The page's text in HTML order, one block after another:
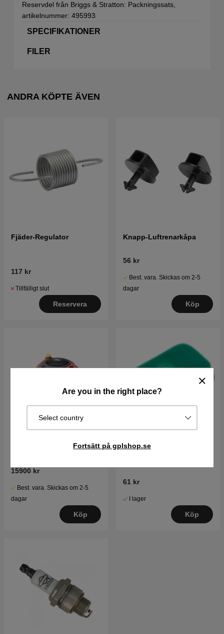
Are you in the right place?
Select country
Fortsätt på gplshop.se
Reservdel från Briggs & Stratton: Packningssats,
artikelnummer: 495993
SPECIFIKATIONER
FILER
ANDRA KÖPTE ÄVEN
Fjäder-Regulator
117 kr
Tillfälligt slut
Reservera
Knapp-Luftrenarkåpa
56 kr
Best. vara. Skickas om 2-5
dagar
Köp
Briggs & Stratton motor
15900 kr
Best. vara. Skickas om 2-5
dagar
Köp
Luftfilter Briggs Stratton
61 kr
I lager
Köp